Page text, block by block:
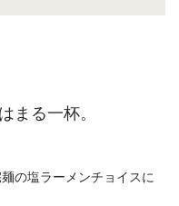
まる一杯。
の塩ラーメンチョイスに